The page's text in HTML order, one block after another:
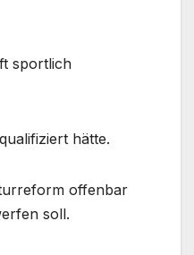
sportlich
hätte.
offenbar
soll.